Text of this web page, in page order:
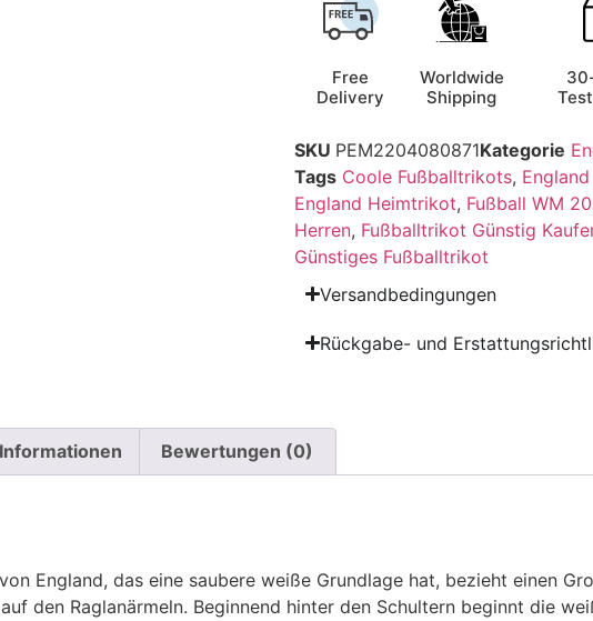
Free
Delivery
Worldwide
Shipping
SKU PEM2204080871Kategorie
Tags Coole Fußballtrikots,
England Heimtrikot, Fußball WM
Herren, Fußballtrikot Günstig
Günstiges Fußballtrikot
Versandbedingungen
Rückgabe- und
Bewertungen (0)
England, das eine saubere weiße Grundlage hat, bezieht einen
den Raglanärmeln. Beginnend hinter den Schultern beginnt die